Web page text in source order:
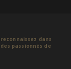
dans
passionnés de